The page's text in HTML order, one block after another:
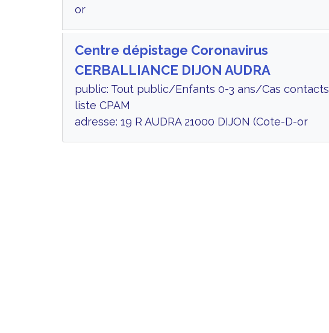
or
Centre dépistage Coronavirus
CERBALLIANCE DIJON AUDRA
public: Tout public/Enfants 0-3 ans/Cas contacts
liste CPAM
adresse: 19 R AUDRA 21000 DIJON (Cote-D-or